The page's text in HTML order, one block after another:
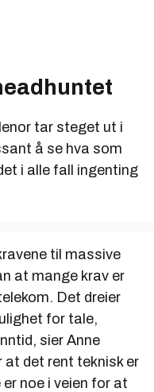
tar steget ut i
å se hva som
i alle fall ingenting
til massive
at mange krav er
Det dreier
for tale,
sier Anne
at det rent teknisk er
noe i veien for at